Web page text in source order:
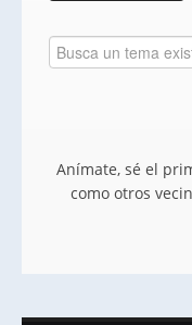
Anímate, sé el
como otros